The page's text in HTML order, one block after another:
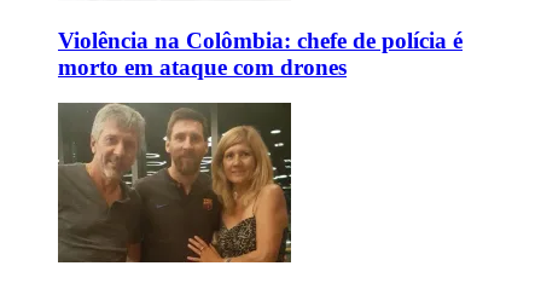
Violência na Colômbia: chefe de polícia é
morto em ataque com drones